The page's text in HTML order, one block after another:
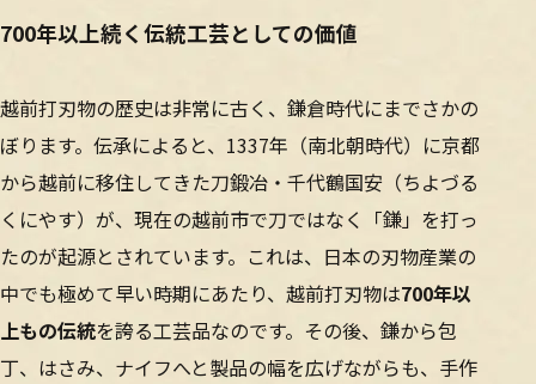
700年以上続く伝統工芸としての価値
越前打刃物の歴史は非常に古く、鎌倉時代にまでさかの
ぼります。伝承によると、1337年（南北朝時代）に京都
から越前に移住してきた刀鍛冶・千代鶴国安（ちよづる
くにやす）が、現在の越前市で刀ではなく「鎌」を打っ
たのが起源とされています。これは、日本の刃物産業の
中でも極めて早い時期にあたり、越前打刃物は700年以
上もの伝統を誇る工芸品なのです。その後、鎌から包
丁、はさみ、ナイフへと製品の幅を広げながらも、手作